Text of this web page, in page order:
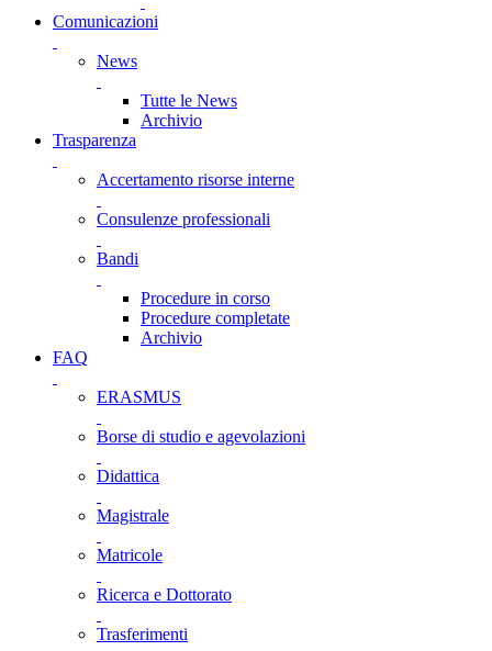
Comunicazioni
News
Tutte le News
Archivio
Trasparenza
Accertamento risorse interne
Consulenze professionali
Bandi
Procedure in corso
Procedure completate
Archivio
FAQ
ERASMUS
Borse di studio e agevolazioni
Didattica
Magistrale
Matricole
Ricerca e Dottorato
Trasferimenti